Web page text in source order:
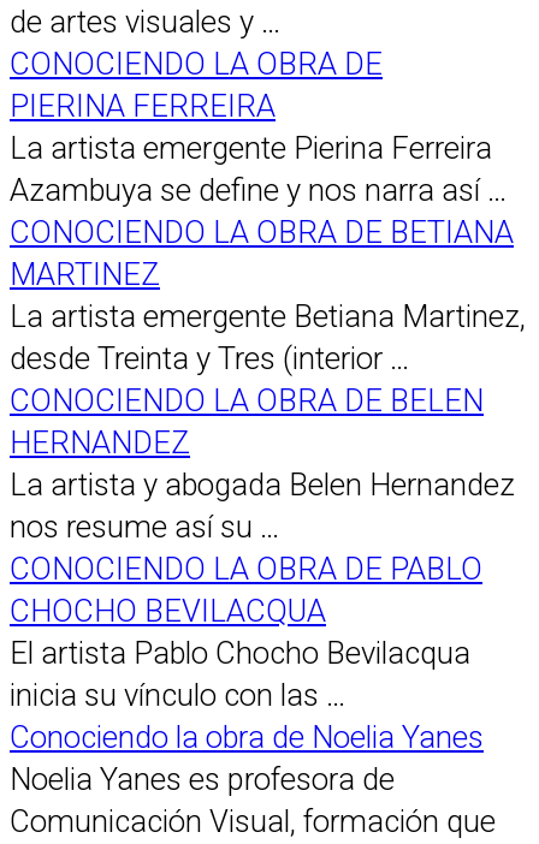
de artes visuales y …
CONOCIENDO LA OBRA DE
PIERINA FERREIRA
La artista emergente Pierina Ferreira
Azambuya se define y nos narra así …
CONOCIENDO LA OBRA DE BETIANA
MARTINEZ
La artista emergente Betiana Martinez,
desde Treinta y Tres (interior …
CONOCIENDO LA OBRA DE BELEN
HERNANDEZ
La artista y abogada Belen Hernandez
nos resume así su …
CONOCIENDO LA OBRA DE PABLO
CHOCHO BEVILACQUA
El artista Pablo Chocho Bevilacqua
inicia su vínculo con las …
Conociendo la obra de Noelia Yanes
Noelia Yanes es profesora de
Comunicación Visual, formación que